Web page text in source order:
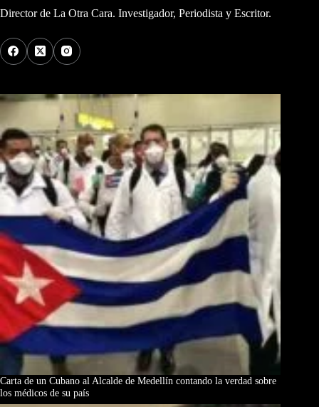
Director de La Otra Cara. Investigador, Periodista y Escritor.
Carta de un Cubano al Alcalde de Medellín contando la verdad sobre
los médicos de su país